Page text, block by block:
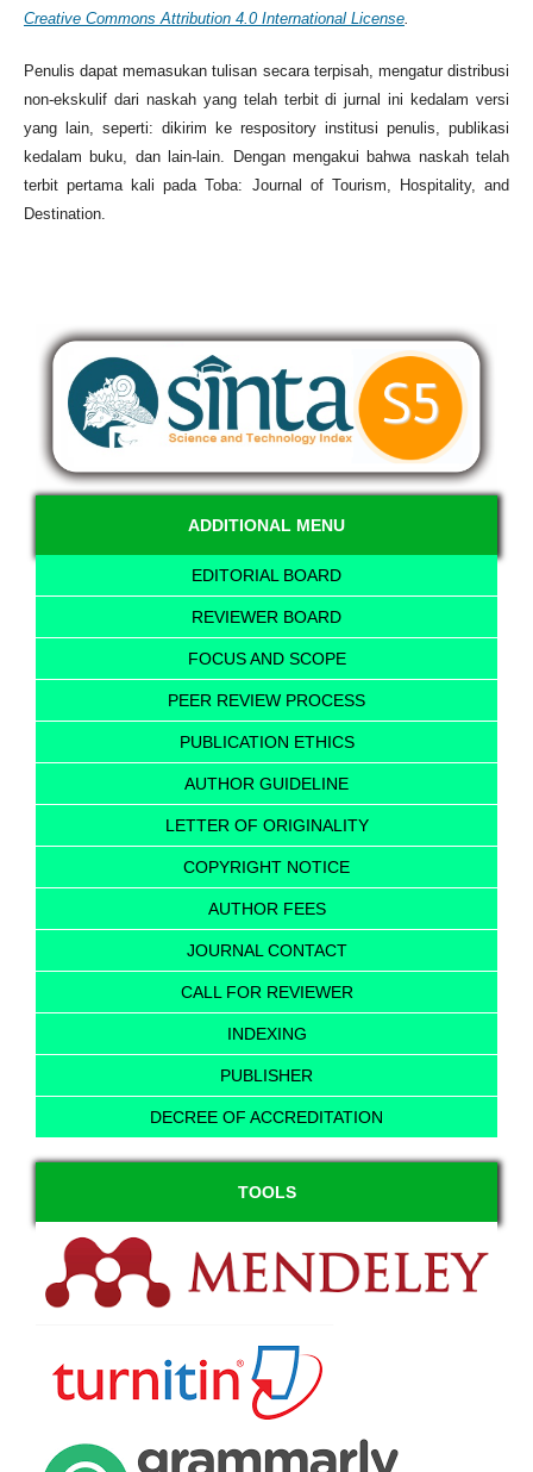
Creative Commons Attribution 4.0 International License.
Penulis dapat memasukan tulisan secara terpisah, mengatur distribusi
non-ekskulif dari naskah yang telah terbit di jurnal ini kedalam versi
yang lain, seperti: dikirim ke respository institusi penulis, publikasi
kedalam buku, dan lain-lain. Dengan mengakui bahwa naskah telah
terbit pertama kali pada Toba: Journal of Tourism, Hospitality, and
Destination.
ADDITIONAL MENU
EDITORIAL BOARD
REVIEWER BOARD
FOCUS AND SCOPE
PEER REVIEW PROCESS
PUBLICATION ETHICS
AUTHOR GUIDELINE
LETTER OF ORIGINALITY
COPYRIGHT NOTICE
AUTHOR FEES
JOURNAL CONTACT
CALL FOR REVIEWER
INDEXING
PUBLISHER
DECREE OF ACCREDITATION
TOOLS